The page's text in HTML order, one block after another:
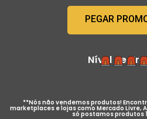
PEGAR
Nível de
**Nós não vendemos produtos!
marketplaces e lojas como Mercado Livre,
só postamos produtos